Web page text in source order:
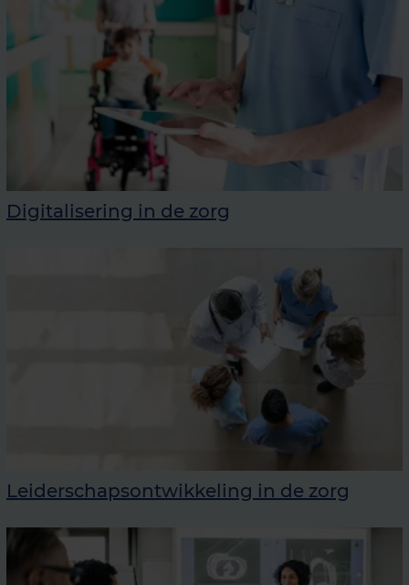
Digitalisering in de zorg
Leiderschapsontwikkeling in de zorg